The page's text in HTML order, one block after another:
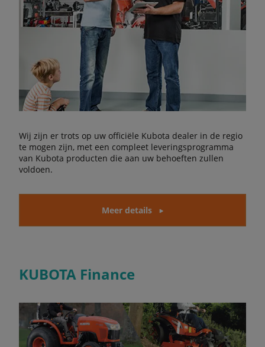
Wij zijn er trots op uw officiële Kubota dealer in de regio
te mogen zijn, met een compleet leveringsprogramma
van Kubota producten die aan uw behoeften zullen
voldoen.
Meer details
KUBOTA Finance